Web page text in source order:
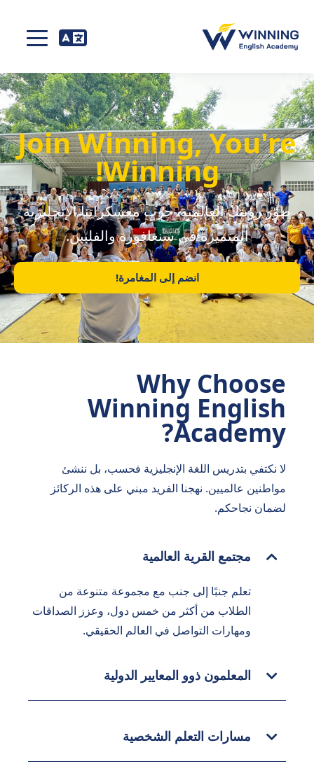
Join Winning, You're
Winning!
طوّر رؤيتك العالمية. جرّب معسكراتنا الإنجليزية
المتميزة في سنغافورة والفلبين.
انضم إلى المغامرة!
Why Choose
Winning English
Academy?
لا نكتفي بتدريس اللغة الإنجليزية فحسب، بل ننشئ
مواطنين عالميين. نهجنا الفريد مبني على هذه الركائز
لضمان نجاحكم.
مجتمع القرية العالمية
تعلم جنبًا إلى جنب مع مجموعة متنوعة من
الطلاب من أكثر من خمس دول، وعزز الصداقات
ومهارات التواصل في العالم الحقيقي.
المعلمون ذوو المعايير الدولية
مسارات التعلم الشخصية